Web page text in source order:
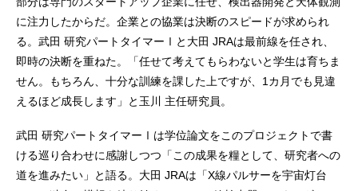
に注力したからだ。企業との協業は決断のスピードが求められ
る。武田 研究パートタイマーⅠと大田 JRAは最前線を任され、
即時の決断を重ねた。「任せて考えてもらわないと学生は育ちま
せん。もちろん、十分な訓練を課した上ですが、1カ月でも見違
えるほど成長します」と玉川 主任研究員。
武田 研究パートタイマーⅠは学位論文をこのプロジェクトで書
ける巡り合わせに感謝しつつ「この成果を糧として、研究者への
道を進みたい」と語る。大田 JRAは「X線パルサーを宇宙灯台